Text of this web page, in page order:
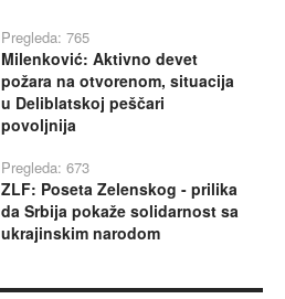
Pregleda: 765
Milenković: Aktivno devet
požara na otvorenom, situacija
u Deliblatskoj peščari
povoljnija
Pregleda: 673
ZLF: Poseta Zelenskog - prilika
da Srbija pokaže solidarnost sa
ukrajinskim narodom